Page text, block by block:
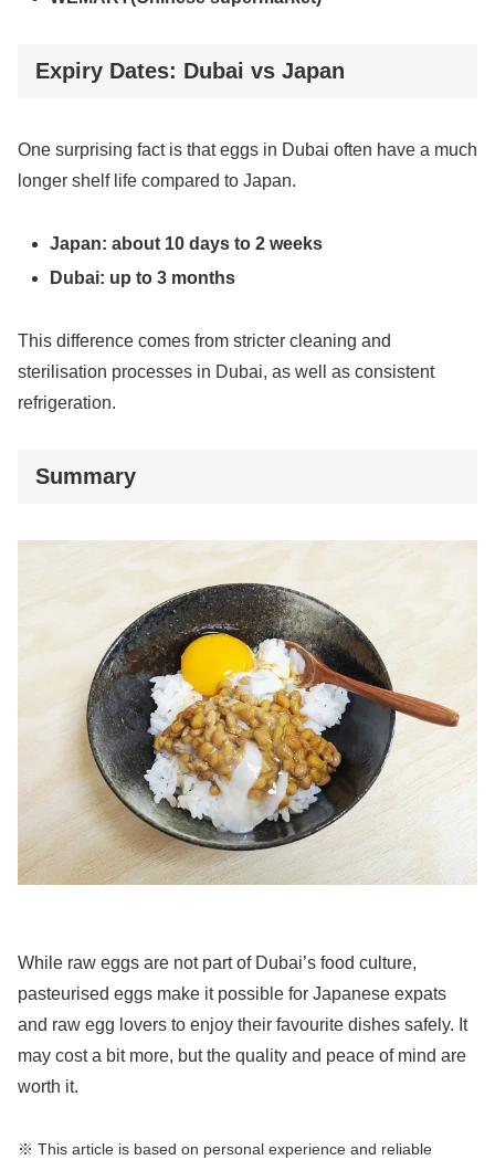
Expiry Dates: Dubai vs Japan
One surprising fact is that eggs in Dubai often have a much
longer shelf life compared to Japan.
Japan: about 10 days to 2 weeks
Dubai: up to 3 months
This difference comes from stricter cleaning and
sterilisation processes in Dubai, as well as consistent
refrigeration.
Summary
While raw eggs are not part of Dubai’s food culture,
pasteurised eggs make it possible for Japanese expats
and raw egg lovers to enjoy their favourite dishes safely. It
may cost a bit more, but the quality and peace of mind are
worth it.
※ This article is based on personal experience and reliable